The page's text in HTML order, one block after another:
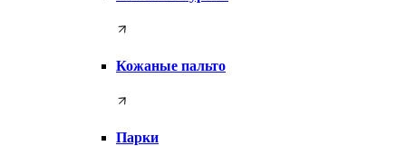
Кожаные пальто
Парки